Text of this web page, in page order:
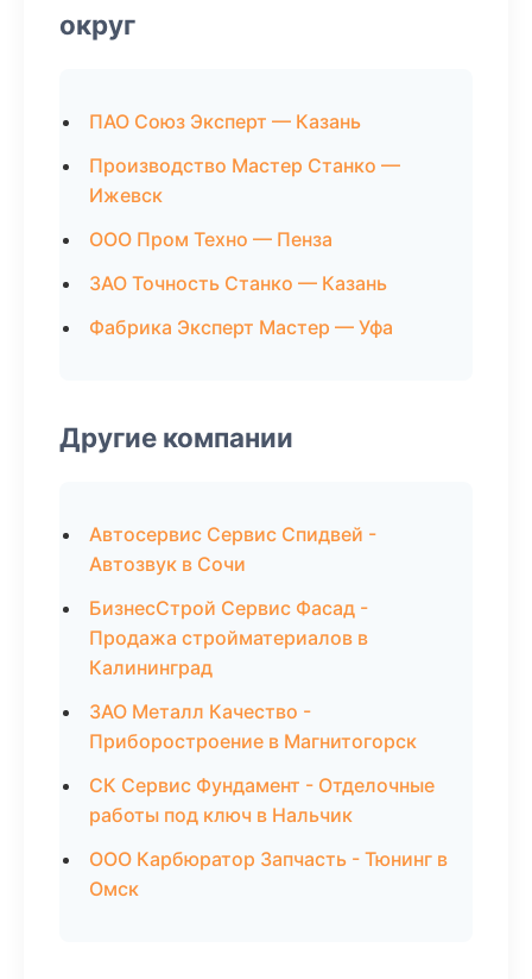
округ
ПАО Союз Эксперт — Казань
Производство Мастер Станко —
Ижевск
ООО Пром Техно — Пенза
ЗАО Точность Станко — Казань
Фабрика Эксперт Мастер — Уфа
Другие компании
Автосервис Сервис Спидвей -
Автозвук в Сочи
БизнесСтрой Сервис Фасад -
Продажа стройматериалов в
Калининград
ЗАО Металл Качество -
Приборостроение в Магнитогорск
СК Сервис Фундамент - Отделочные
работы под ключ в Нальчик
ООО Карбюратор Запчасть - Тюнинг в
Омск